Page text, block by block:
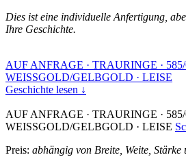
Dies ist eine individuelle Anfertigung,
Ihre Geschichte.
AUF ANFRAGE · TRAURINGE ·
WEISSGOLD/GELBGOLD · LEISE
Geschichte lesen ↓
AUF ANFRAGE · TRAURINGE ·
WEISSGOLD/GELBGOLD · LEISE
Preis: abhängig von Breite, Weite, Stärke